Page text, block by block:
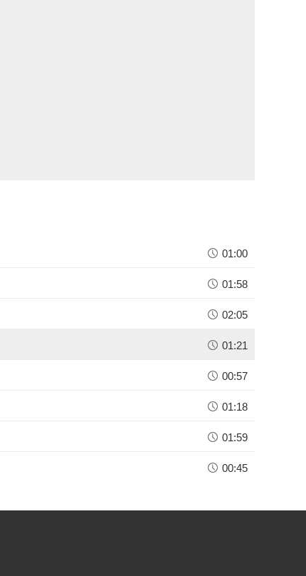
01:00
01:58
02:05
01:21
00:57
01:18
01:59
00:45